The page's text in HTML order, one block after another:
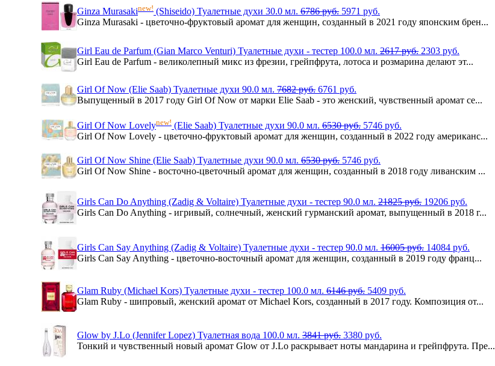
Ginza Murasakinew! (Shiseido) Туалетные духи 30.0 мл. 6786 руб. 5971 руб.
Ginza Murasaki - цветочно-фруктовый аромат для женщин, созданный в 2021 году японским брен...
Girl Eau de Parfum (Gian Marco Venturi) Туалетные духи - тестер 100.0 мл. 2617 руб. 2303 руб.
Girl Eau de Parfum - великолепный микс из фрезии, грейпфрута, лотоса и розмарина делают эт...
Girl Of Now (Elie Saab) Туалетные духи 90.0 мл. 7682 руб. 6761 руб.
Выпущенный в 2017 году Girl Of Now от марки Elie Saab - это женский, чувственный аромат се...
Girl Of Now Lovelynew! (Elie Saab) Туалетные духи 90.0 мл. 6530 руб. 5746 руб.
Girl Of Now Lovely - цветочно-фруктовый аромат для женщин, созданный в 2022 году американс...
Girl Of Now Shine (Elie Saab) Туалетные духи 90.0 мл. 6530 руб. 5746 руб.
Girl Of Now Shine - восточно-цветочный аромат для женщин, созданный в 2018 году ливанским ...
Girls Can Do Anything (Zadig & Voltaire) Туалетные духи - тестер 90.0 мл. 21825 руб. 19206 руб.
Girls Can Do Anything - игривый, солнечный, женский гурманский аромат, выпущенный в 2018 г...
Girls Can Say Anything (Zadig & Voltaire) Туалетные духи - тестер 90.0 мл. 16005 руб. 14084 руб.
Girls Can Say Anything - цветочно-восточный аромат для женщин, созданный в 2019 году франц...
Glam Ruby (Michael Kors) Туалетные духи - тестер 100.0 мл. 6146 руб. 5409 руб.
Glam Ruby - шипровый, женский аромат от Michael Kors, созданный в 2017 году. Композиция от...
Glow by J.Lo (Jennifer Lopez) Туалетная вода 100.0 мл. 3841 руб. 3380 руб.
Тонкий и чувственный новый аромат Glow от J.Lo раскрывает ноты мандарина и грейпфрута. Пре...